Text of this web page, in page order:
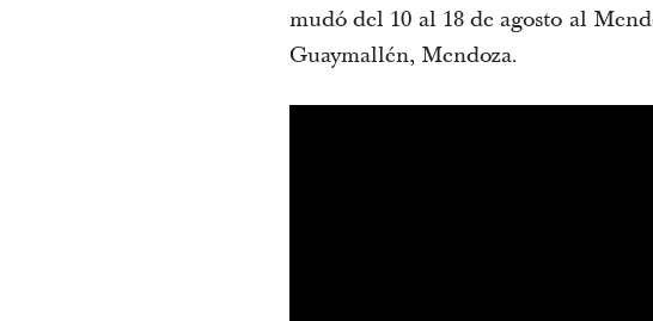
mudó del 10 al 18 de agosto al
Guaymallén, Mendoza.